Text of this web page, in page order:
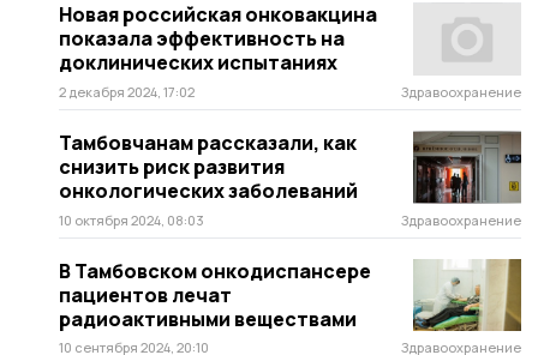
Новая российская онковакцина
показала эффективность на
доклинических испытаниях
2 декабря 2024, 17:02 Здравоохранение
Тамбовчанам рассказали, как
снизить риск развития
онкологических заболеваний
10 октября 2024, 08:03 Здравоохранение
В Тамбовском онкодиспансере
пациентов лечат
радиоактивными веществами
10 сентября 2024, 20:10 Здравоохранение